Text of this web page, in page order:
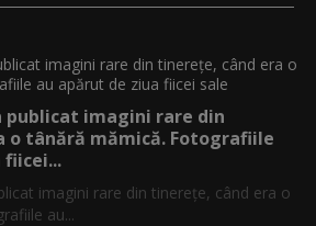
publicat imagini rare din
o tânără mămică. Fotografiile
fiicei...
imagini rare din tinerețe, când era o
au...